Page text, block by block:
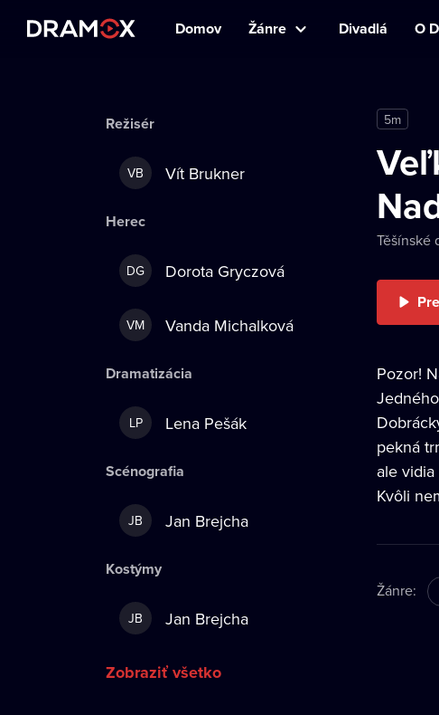
Domov Žánre Divadlá O
5m
Těšínské
Pozor!
pekná
ale
Kvôli
Žánre:
Režisér
VB Vít Brukner
Herec
DG Dorota Gryczová
VM Vanda Michalková
Dramatizácia
LP Lena Pešák
Scénografia
JB Jan Brejcha
Kostýmy
JB Jan Brejcha
Zobraziť všetko